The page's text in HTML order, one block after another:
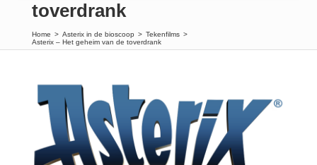
toverdrank
Home > Asterix in de bioscoop > Tekenfilms >
Asterix – Het geheim van de toverdrank